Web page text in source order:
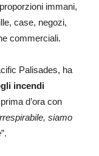
immani,
case, negozi,
commerciali.
Palisades, ha
incendi
d’ora con
siamo
”.